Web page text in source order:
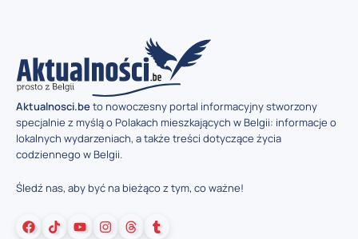
Aktualnosci.beto nowoczesny portal informacyjny stworzony
specjalnie z myślą o Polakach mieszkających w Belgii: informacje o
lokalnych wydarzeniach, a także treści dotyczące życia
codziennego w Belgii.
Śledź nas, aby być na bieżąco z tym, co ważne!